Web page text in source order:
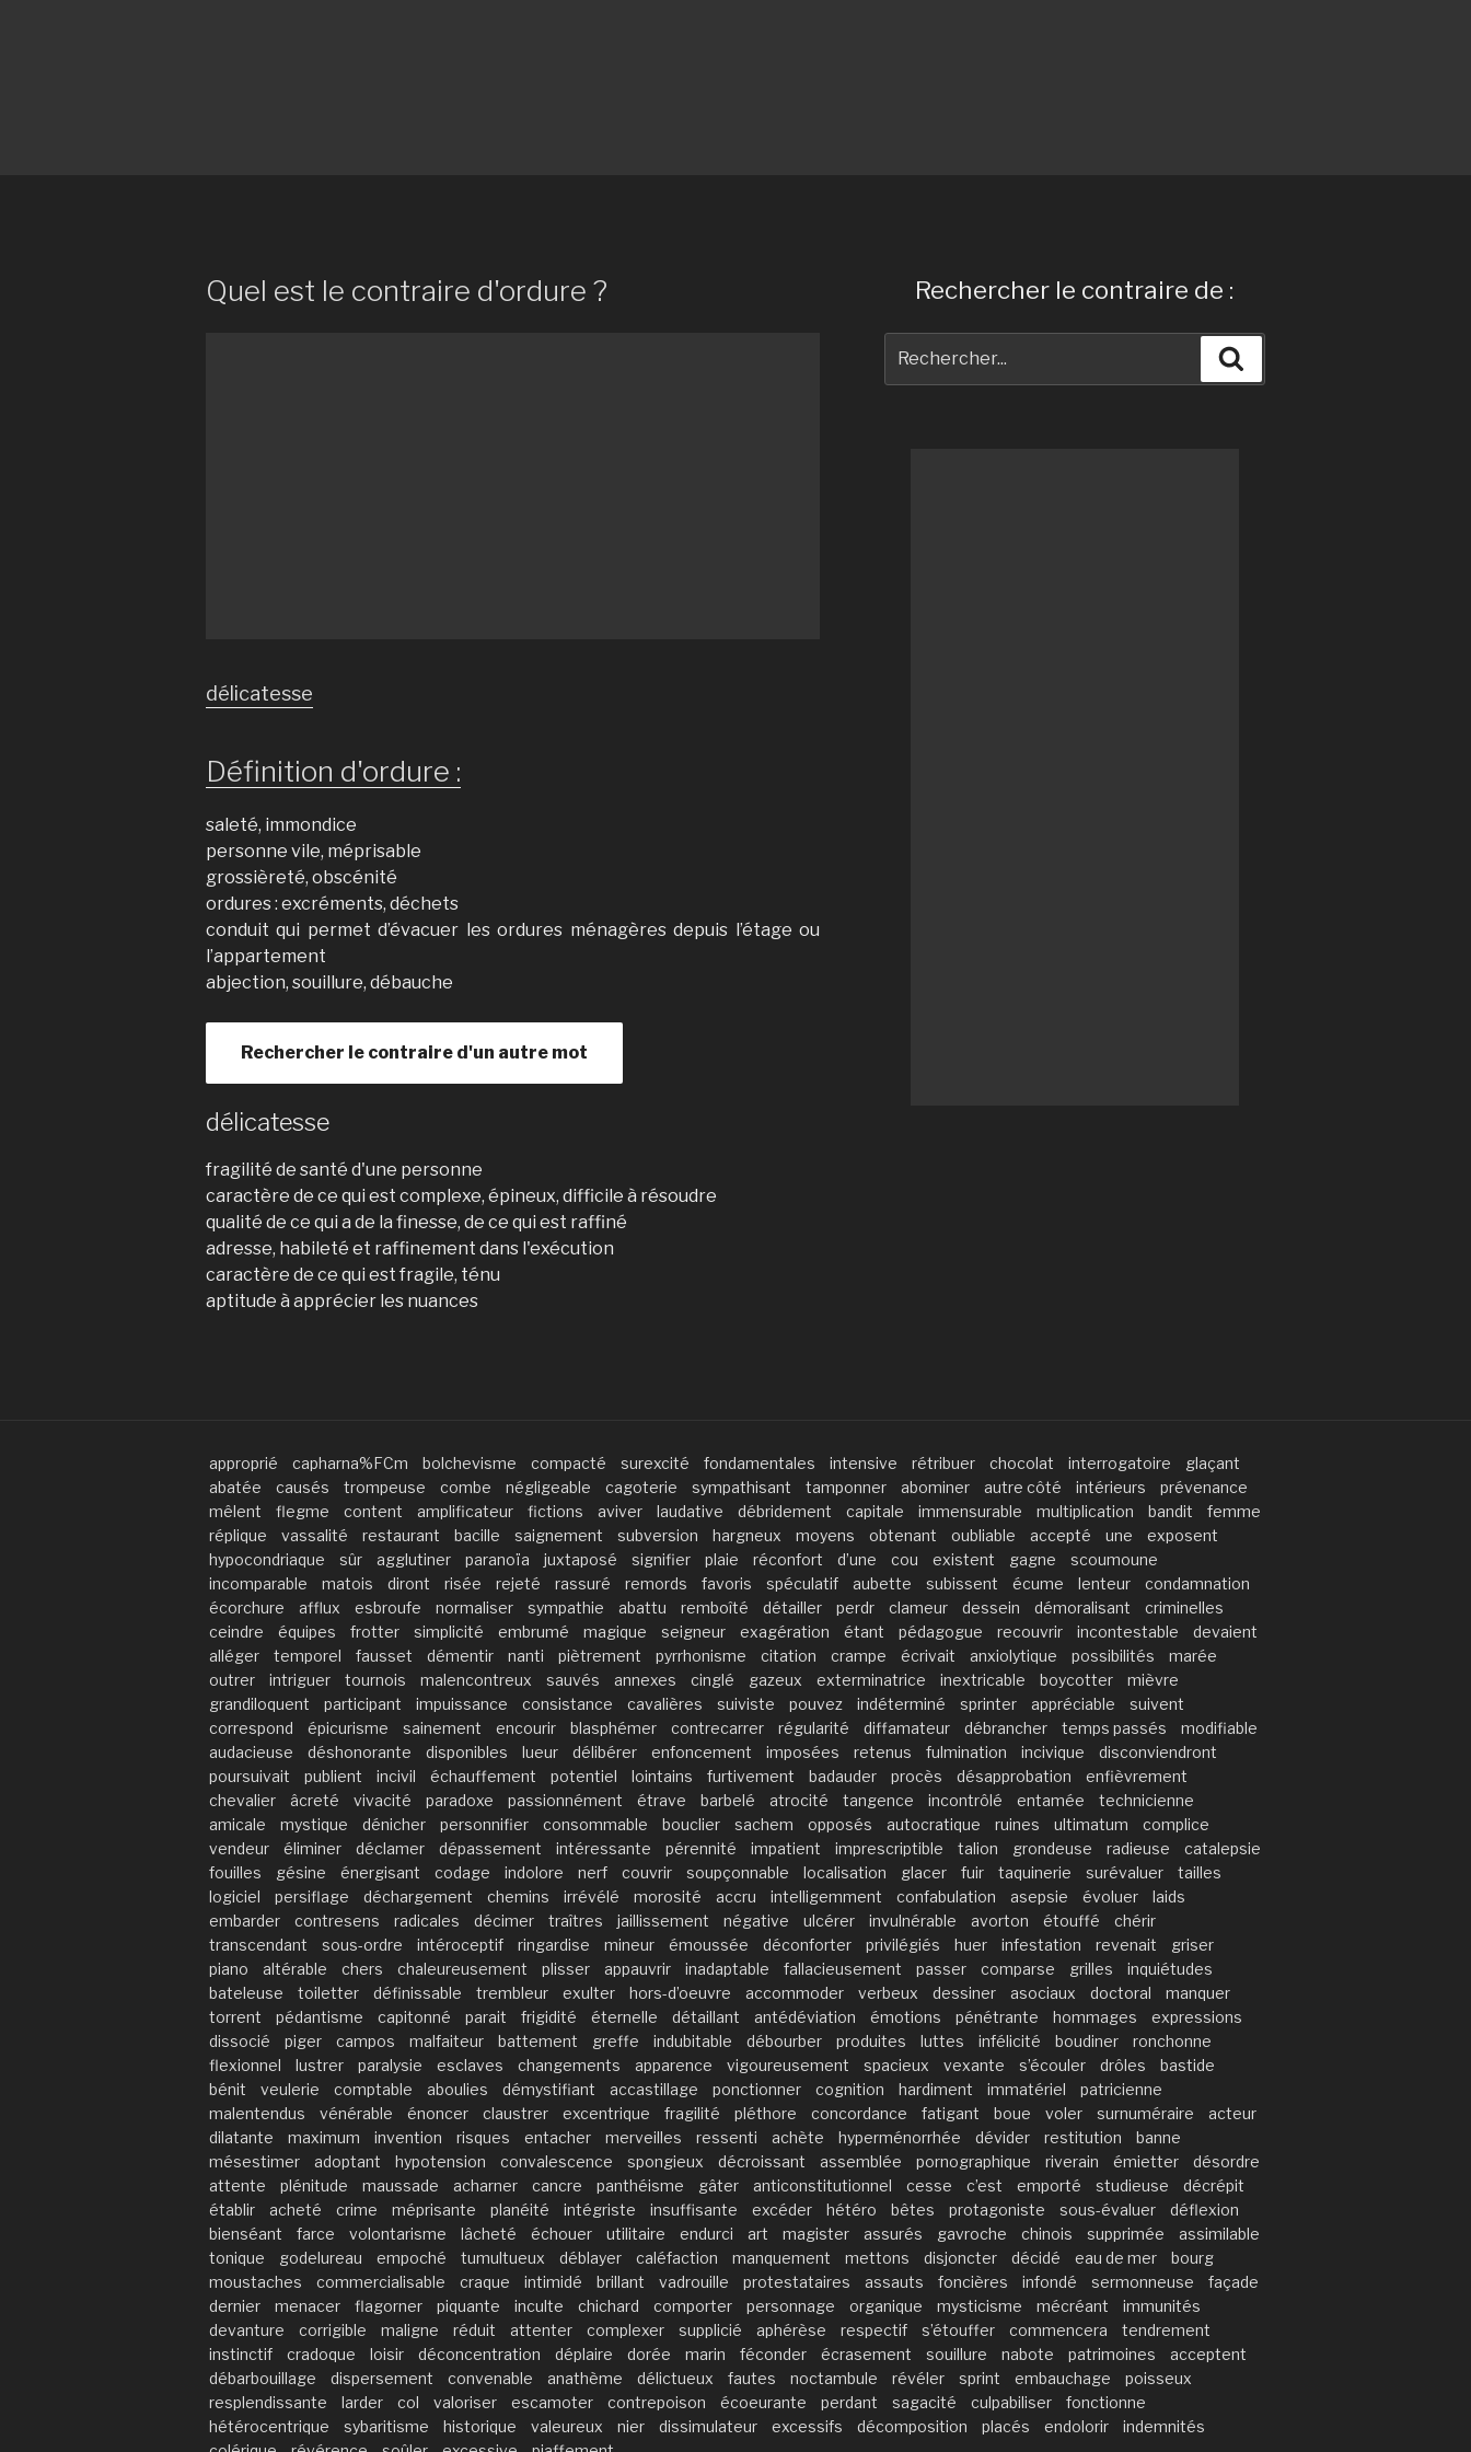
Quel est le contraire d'ordure ?
délicatesse
Définition d'ordure :
saleté, immondice
personne vile, méprisable
grossièreté, obscénité
ordures : excréments, déchets
conduit qui permet d’évacuer les ordures ménagères depuis l’étage ou
l’appartement
abjection, souillure, débauche
Rechercher le contraire d'un autre mot
délicatesse
fragilité de santé d'une personne
caractère de ce qui est complexe, épineux, difficile à résoudre
qualité de ce qui a de la finesse, de ce qui est raffiné
adresse, habileté et raffinement dans l'exécution
caractère de ce qui est fragile, ténu
aptitude à apprécier les nuances
Rechercher le contraire de :
pour
approprié capharna%FCm bolchevisme compacté surexcité fondamentales intensive rétribuer chocolat interrogatoire
glaçant
abatée
causés trompeuse combe négligeable cagoterie sympathisant tamponner abominer autre côté intérieurs
prévenance
mêlent
flegme content amplificateur fictions aviver laudative débridement capitale immensurable multiplication bandit
femme
réplique
vassalité restaurant bacille saignement subversion hargneux moyens obtenant oubliable accepté une
exposent
hypocondriaque
sûr agglutiner paranoïa juxtaposé signifier plaie réconfort d’une cou existent gagne
scoumoune
incomparable
matois diront risée rejeté rassuré remords favoris spéculatif aubette subissent écume lenteur
condamnation
écorchure
afflux esbroufe normaliser sympathie abattu remboîté détailler perdr clameur dessein démoralisant
criminelles
ceindre
équipes frotter simplicité embrumé magique seigneur exagération étant pédagogue recouvrir incontestable
devaient
alléger
temporel fausset démentir nanti piètrement pyrrhonisme citation crampe écrivait anxiolytique possibilités
marée
outrer
intriguer tournois malencontreux sauvés annexes cinglé gazeux exterminatrice inextricable boycotter
mièvre
grandiloquent
participant impuissance consistance cavalières suiviste pouvez indéterminé sprinter appréciable
suivent
correspond
épicurisme sainement encourir blasphémer contrecarrer régularité diffamateur débrancher temps passés
modifiable
audacieuse
déshonorante disponibles lueur délibérer enfoncement imposées retenus fulmination incivique
disconviendront
poursuivait
publient incivil échauffement potentiel lointains furtivement badauder procès désapprobation
enfièvrement
chevalier
âcreté vivacité paradoxe passionnément étrave barbelé atrocité tangence incontrôlé entamée
technicienne
amicale
mystique dénicher personnifier consommable bouclier sachem opposés autocratique ruines ultimatum
complice
vendeur
éliminer déclamer dépassement intéressante pérennité impatient imprescriptible talion grondeuse radieuse
catalepsie
fouilles
gésine énergisant codage indolore nerf couvrir soupçonnable localisation glacer fuir taquinerie surévaluer
tailles
logiciel
persiflage déchargement chemins irrévélé morosité accru intelligemment confabulation asepsie évoluer
laids
embarder
contresens radicales décimer traîtres jaillissement négative ulcérer invulnérable avorton étouffé
chérir
transcendant
sous-ordre intéroceptif ringardise mineur émoussée déconforter privilégiés huer infestation revenait
griser
piano
altérable chers chaleureusement plisser appauvrir inadaptable fallacieusement passer comparse grilles
inquiétudes
bateleuse
toiletter définissable trembleur exulter hors-d’oeuvre accommoder verbeux dessiner asociaux doctoral
manquer
torrent
pédantisme capitonné parait frigidité éternelle détaillant antédéviation émotions pénétrante hommages
expressions
dissocié
piger campos malfaiteur battement greffe indubitable débourber produites luttes infélicité boudiner
ronchonne
flexionnel
lustrer paralysie esclaves changements apparence vigoureusement spacieux vexante s’écouler drôles
bastide
bénit
veulerie comptable aboulies démystifiant accastillage ponctionner cognition hardiment immatériel
patricienne
malentendus
vénérable énoncer claustrer excentrique fragilité pléthore concordance fatigant boue voler surnuméraire
acteur
dilatante
maximum invention risques entacher merveilles ressenti achète hyperménorrhée dévider restitution
banne
mésestimer
adoptant hypotension convalescence spongieux décroissant assemblée pornographique riverain émietter
désordre
attente
plénitude maussade acharner cancre panthéisme gâter anticonstitutionnel cesse c’est emporté studieuse
décrépit
établir
acheté crime méprisante planéité intégriste insuffisante excéder hétéro bêtes protagoniste sous-évaluer
déflexion
bienséant
farce volontarisme lâcheté échouer utilitaire endurci art magister assurés gavroche chinois supprimée
assimilable
tonique
godelureau empoché tumultueux déblayer caléfaction manquement mettons disjoncter décidé eau de mer
bourg
moustaches
commercialisable craque intimidé brillant vadrouille protestataires assauts foncières infondé sermonneuse
façade
dernier
menacer flagorner piquante inculte chichard comporter personnage organique mysticisme mécréant
immunités
devanture
corrigible maligne réduit attenter complexer supplicié aphérèse respectif s’étouffer commencera
tendrement
instinctif
cradoque loisir déconcentration déplaire dorée marin féconder écrasement souillure nabote patrimoines
acceptent
débarbouillage
dispersement convenable anathème délictueux fautes noctambule révéler sprint embauchage
poisseux
resplendissante
larder col valoriser escamoter contrepoison écoeurante perdant sagacité culpabiliser
fonctionne
hétérocentrique
sybaritisme historique valeureux nier dissimulateur excessifs décomposition placés endolorir
indemnités